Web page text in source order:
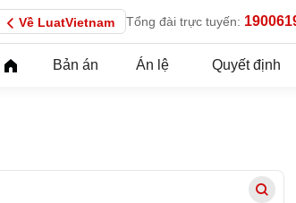
Về LuatVietnam Tổng đài trực tuyến:
Bản án Án lệ Quyết định